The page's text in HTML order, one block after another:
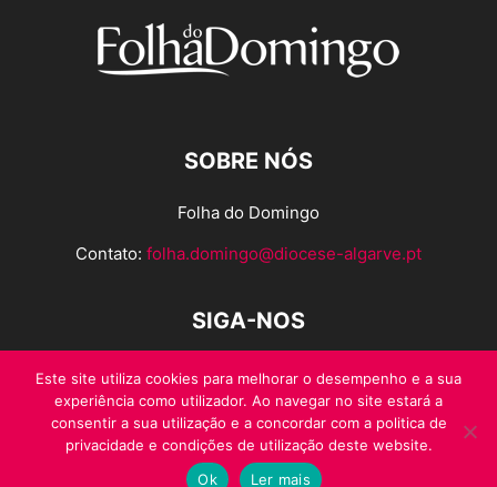
SOBRE NÓS
Folha do Domingo
Contato: folha.domingo@diocese-algarve.pt
SIGA-NOS
© Folha do Domingo 2026, todos os direitos reservados.
Este site utiliza cookies para melhorar o desempenho e a sua
experiência como utilizador. Ao navegar no site estará a
consentir a sua utilização e a concordar com a politica de
privacidade e condições de utilização deste website.
Ok
Ler mais